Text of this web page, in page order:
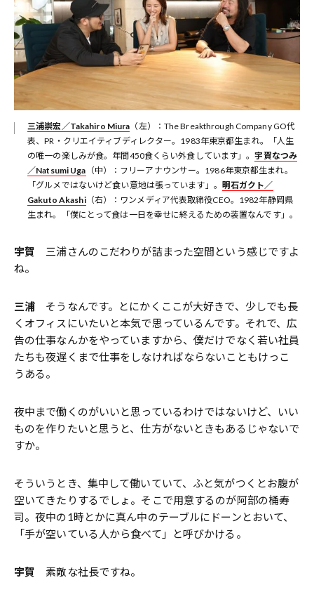
三浦崇宏／Takahiro Miura （左）：The Breakthrough Company GO代
表、PR・クリエイティブディレクター。1983年東京都生まれ。「人生
の唯一の楽しみが食。年間450食くらい外食しています」。宇賀なつみ
／Natsumi Uga （中）：フリーアナウンサー。1986年東京都生まれ。
「グルメではないけど食い意地は張っています」。
明石ガクト／
Gakuto Akashi（右）：ワンメディア代表取締役CEO。1982年静岡県
生まれ。「僕にとって食は一日を幸せに終えるための装置なんです」。
宇賀 三浦さんのこだわりが詰まった空間という感じですよ
ね。
三浦 そうなんです。とにかくここが大好きで、少しでも長
くオフィスにいたいと本気で思っているんです。それで、広
告の仕事なんかをやっていますから、僕だけでなく若い社員
たちも夜遅くまで仕事をしなければならないこともけっこ
うある。
夜中まで働くのがいいと思っているわけではないけど、いい
ものを作りたいと思うと、仕方がないときもあるじゃないで
すか。
そういうとき、集中して働いていて、ふと気がつくとお腹が
空いてきたりするでしょ。そこで用意するのが阿部の桶寿
司。夜中の1時とかに真ん中のテーブルにドーンとおいて、
「手が空いている人から食べて」と呼びかける。
宇賀 素敵な社長ですね。